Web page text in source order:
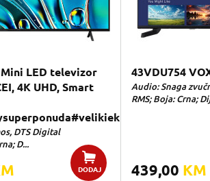
LED televizor
4K UHD, Smart
DTS Digital
D...
DODAJ
43VDU754
Audio: Snaga
RMS; Boja: Crna;
439,00 KM